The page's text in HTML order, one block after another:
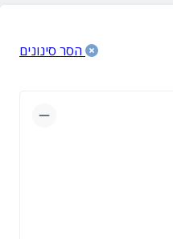
הסר סינונים